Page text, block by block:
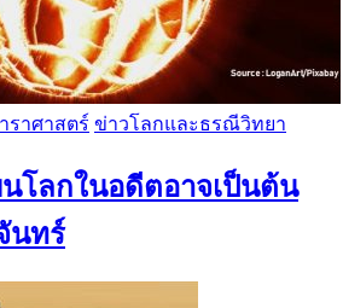
ราศาสตร์ ข่าวโลกและธรณีวิทยา
นโลกในอดีตอาจเป็นต้น
นทร์